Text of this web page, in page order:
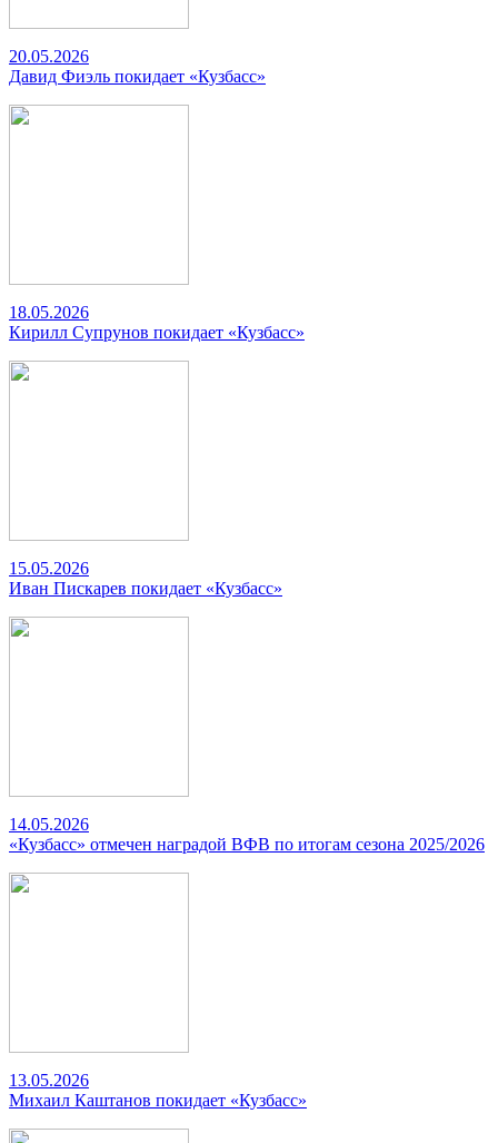
20.05.2026
Давид Фиэль покидает «Кузбасс»
18.05.2026
Кирилл Супрунов покидает «Кузбасс»
15.05.2026
Иван Пискарев покидает «Кузбасс»
14.05.2026
«Кузбасс» отмечен наградой ВФВ по итогам сезона 2025/2026
13.05.2026
Михаил Каштанов покидает «Кузбасс»